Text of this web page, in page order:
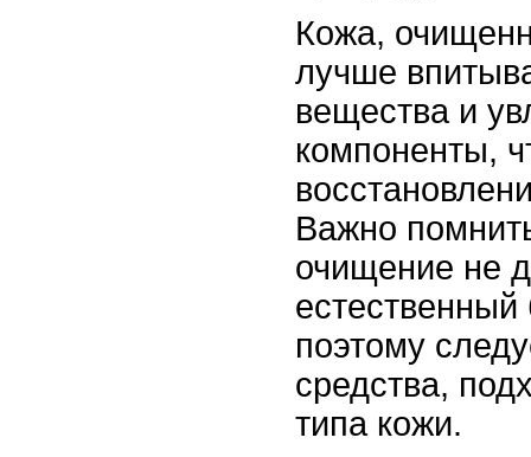
Кожа,
лучше
вещества и
компоненты,
Важно
очищение не
поэтому
средства,
типа кожи.